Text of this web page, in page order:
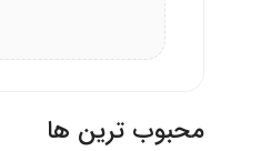
محبوب ترین ها